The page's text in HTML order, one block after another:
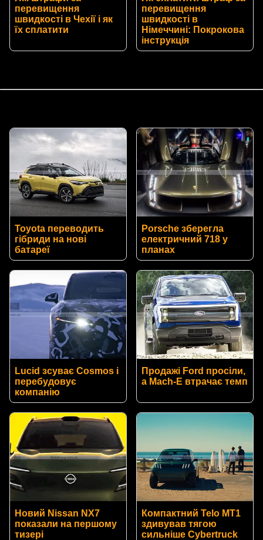
перевищення
швидкості в Чехії і як
їх сплатити
перевищення
швидкості в
Німеччині: Покрокова
інструкція
Toyota переводить
гібриди на нові
батареї
Porsche зберегла
електричний 718 у
планах
Lucid зсуває Cosmos і
перебудовує
компанію
Продажі Ford просіли,
а Mach-E втрачає темп
Новий Nissan NX7
показали на першому
тизері
Компактний Telo MT1
здивував тягою
сильніше Cybertruck